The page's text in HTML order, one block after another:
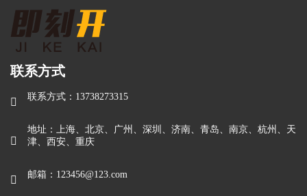
联系方式
 联系方式：13738273315

地址：上海、北京、广州、深圳、济南、青岛、南京、杭州、天
津、西安、重庆
 邮箱：123456@123.com